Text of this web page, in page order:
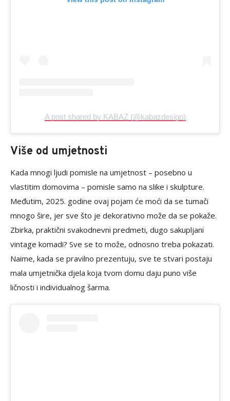
A post shared by KABAZ (@kabazdesign)
Više od umjetnosti
Kada mnogi ljudi pomisle na umjetnost – posebno u
vlastitim domovima – pomisle samo na slike i skulpture.
Međutim, 2025. godine ovaj pojam će moći da se tumači
mnogo šire, jer sve što je dekorativno može da se pokaže.
Zbirka, praktični svakodnevni predmeti, dugo sakupljani
vintage komadi? Sve se to može, odnosno treba pokazati.
Naime, kada se pravilno prezentuju, sve te stvari postaju
mala umjetnička djela koja tvom domu daju puno više
ličnosti i individualnog šarma.